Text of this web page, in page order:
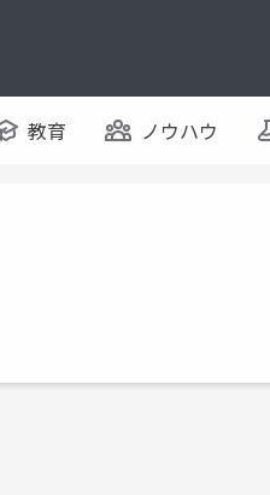
教育 ノウハウ